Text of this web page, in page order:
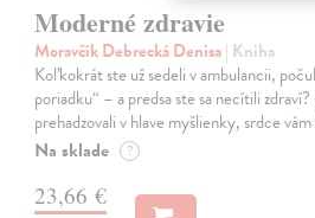
Moderné zdravie
Moravčík Debrecká Denisa| Kniha
Koľkokrát ste už sedeli v ambulancii,
poriadku“ – a predsa ste sa necítili
prehadzovali v hlave myšlienky, srdce
Na sklade ?
23,66 €